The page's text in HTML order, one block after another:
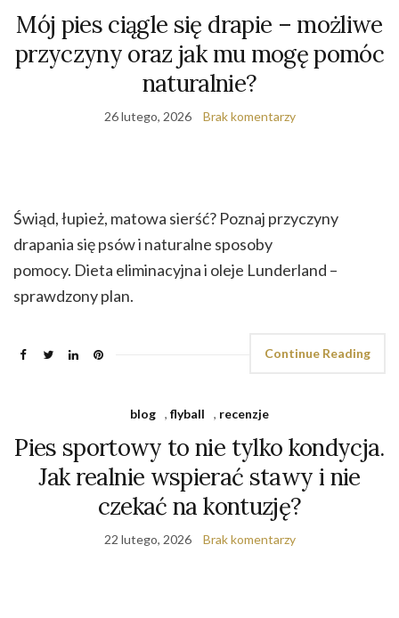
Mój pies ciągle się drapie – możliwe
przyczyny oraz jak mu mogę pomóc
naturalnie?
26 lutego, 2026 Brak komentarzy
Świąd, łupież, matowa sierść? Poznaj przyczyny
drapania się psów i naturalne sposoby
pomocy. Dieta eliminacyjna i oleje Lunderland –
sprawdzony plan.
Continue Reading
blog , flyball , recenzje
Pies sportowy to nie tylko kondycja.
Jak realnie wspierać stawy i nie
czekać na kontuzję?
22 lutego, 2026 Brak komentarzy